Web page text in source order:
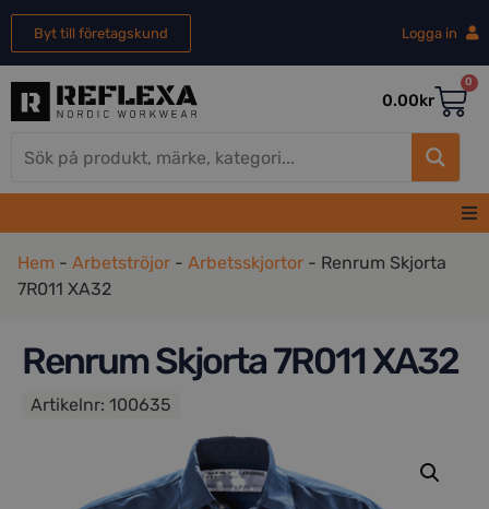
Byt till företagskund Logga in
0.00kr
0
Hem
Dam
Varumärken
Hem - Arbetströjor - Arbetsskjortor - Renrum Skjorta
7R011 XA32
Renrum Skjorta 7R011 XA32
Artikelnr: 100635